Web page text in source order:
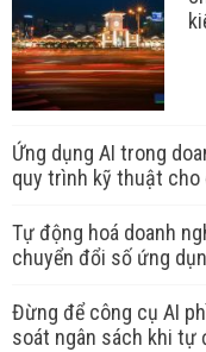
Ứng dụng AI trong
quy trình kỹ thuật
Tự động hoá doanh
chuyển đổi số ứng
Đừng để công cụ AI
soát ngân sách khi tự